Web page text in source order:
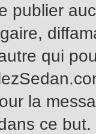
publier
qui
la
ce